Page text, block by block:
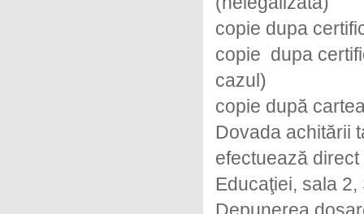
copie dupa
copie dupa
cazul)
copie după
Dovada achitării
efectuează
Educaţiei, sala